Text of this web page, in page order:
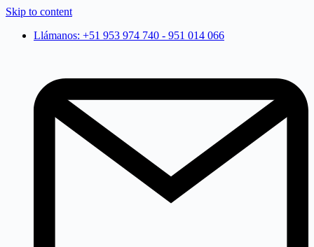
Skip to content
Llámanos: +51 953 974 740 - 951 014 066